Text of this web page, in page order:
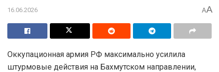
16.06.2026 AA
Оккупационная армия РФ максимально усилила
штурмовые действия на Бахмутском направлении,